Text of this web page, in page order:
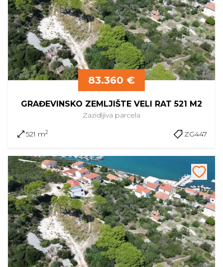
83.360 €
GRAĐEVINSKO ZEMLJIŠTE VELI RAT 521 M2
Zazidljiva parcela
521 m2 ZG447